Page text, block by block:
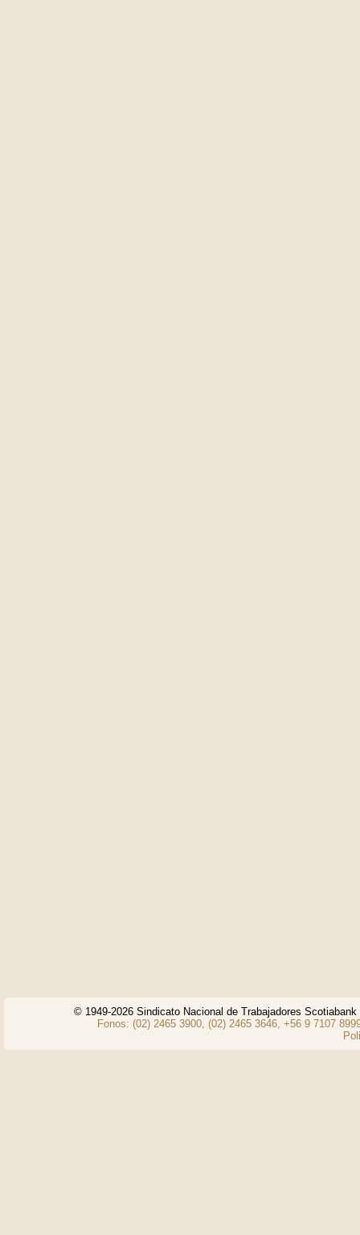
© 1949-2026 Sindicato Nacional de Trabajadores
Fonos: (02) 2465 3900, (02) 2465 3646, +56 9 7107